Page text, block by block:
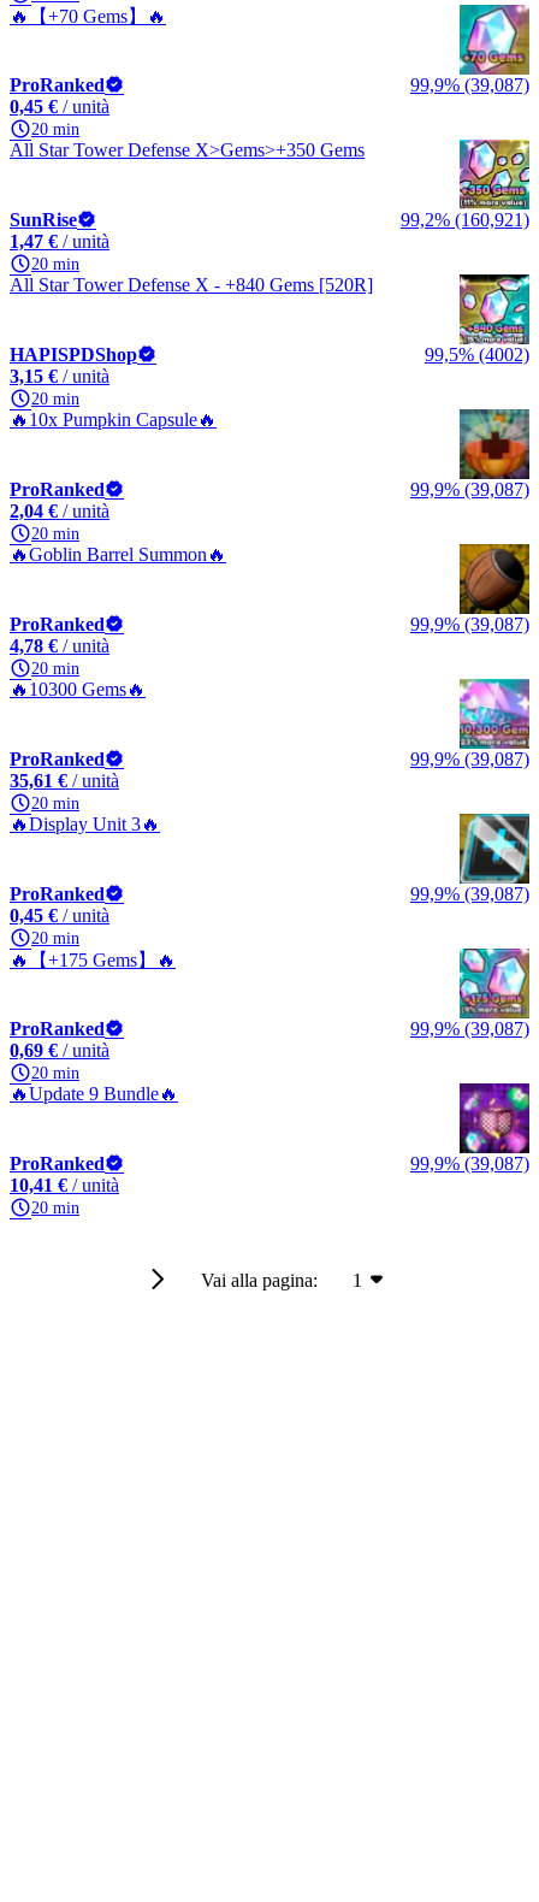
🔥【+70 Gems】🔥
ProRanked
99,9% (39,087)
0,45 € / unità
20 min
All Star Tower Defense X>Gems>+350 Gems
SunRise
99,2% (160,921)
1,47 € / unità
20 min
All Star Tower Defense X - +840 Gems [520R]
HAPISPDShop
99,5% (4002)
3,15 € / unità
20 min
🔥10x Pumpkin Capsule🔥
ProRanked
99,9% (39,087)
2,04 € / unità
20 min
🔥Goblin Barrel Summon🔥
ProRanked
99,9% (39,087)
4,78 € / unità
20 min
🔥10300 Gems🔥
ProRanked
99,9% (39,087)
35,61 € / unità
20 min
🔥Display Unit 3🔥
ProRanked
99,9% (39,087)
0,45 € / unità
20 min
🔥【+175 Gems】🔥
ProRanked
99,9% (39,087)
0,69 € / unità
20 min
🔥Update 9 Bundle🔥
ProRanked
99,9% (39,087)
10,41 € / unità
20 min
Vai alla pagina: 1